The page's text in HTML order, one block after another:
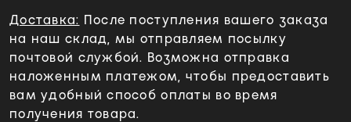
Доставка: После поступления вашего заказа
на наш склад, мы отправляем посылку
почтовой службой. Возможна отправка
наложенным платежом, чтобы предоставить
вам удобный способ оплаты во время
получения товара.